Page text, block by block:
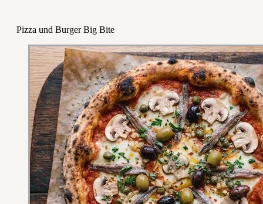
Pizza und Burger Big Bite